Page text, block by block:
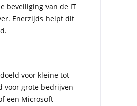
beveiliging van de IT
Enerzijds helpt dit
voor kleine tot
voor grote bedrijven
een Microsoft